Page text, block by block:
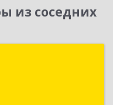
из соседних
г, Красная